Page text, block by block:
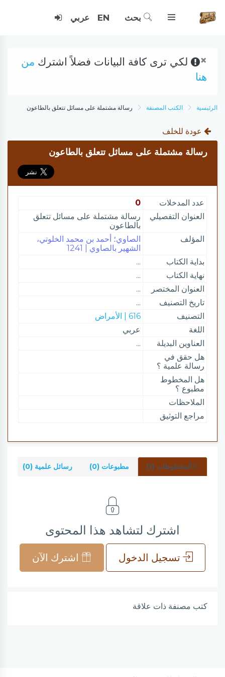
بحث EN عربي
× لكي ترى كافة البيانات فضلاً اشترك من
هنا
الرئيسية الكتب المصنفة رسالة مشتملة على مسائل تتعلق بالطاعون
عودة للخلف
رسالة مشتملة على مسائل تتعلق بالطاعون
عدد المدخلات
0
العنوان التفصيلي
رسالة مشتملة على مسائل تتعلق
بالطاعون
المؤلف
الصاوي؛ أحمد بن محمد الخلوتي،
الشهير بالصاوي | 1241
بداية الكتاب
...
نهاية الكتاب
...
العنوان المختصر
...
تاريخ التصنيف
...
التصنيف
616 | الأمراض
اللغة
عربي
العناوين البديلة
...
هل حقق في
رسالة علمية ؟
هل المخطوط
مطبوع ؟
الملاحظات
مراجع التوثيق
المخطوطات (1) مطبوعات (0) رسائل علمية (0)
اشترك لتشاهد هذا المحتوى
تسجيل الدخول اشترك الآن
كتب مصنفة ذات علاقة